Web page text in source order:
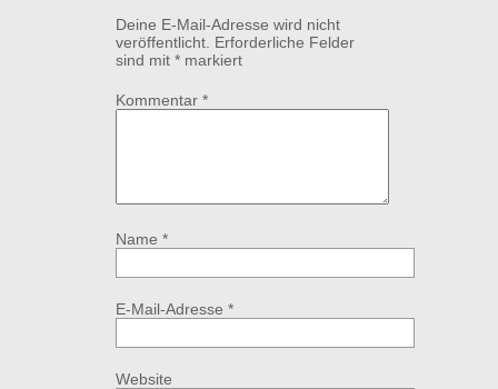
Deine E-Mail-Adresse wird nicht
veröffentlicht. Erforderliche Felder
sind mit * markiert
Kommentar *
Name *
E-Mail-Adresse *
Website